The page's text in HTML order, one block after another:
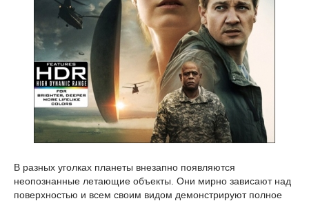
В разных уголках планеты внезапно появляются
неопознанные летающие объекты. Они мирно зависают над
поверхностью и всем своим видом демонстрируют полное